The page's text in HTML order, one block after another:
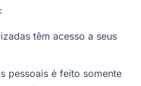
têm acesso a seus
pessoais é feito somente